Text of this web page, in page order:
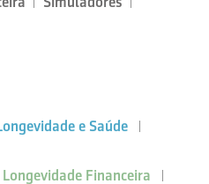
e Saúde
Longevidade Financeira